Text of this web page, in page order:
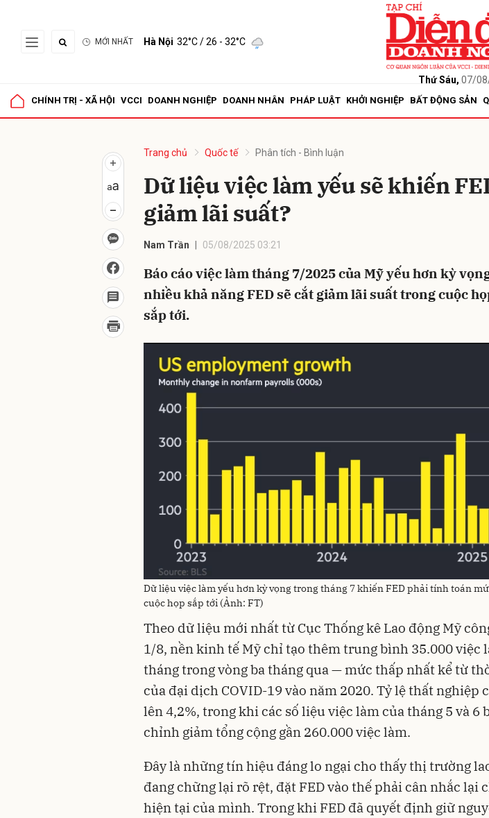
MỚI NHẤT Hà Nội 32°C/ 26 - 32°C
Thứ Sáu, 07/
CHÍNH TRỊ - XÃ HỘI VCCI DOANH NGHIỆP DOANH NHÂN PHÁP LUẬT KHỞI NGHIỆP BẤT ĐỘNG SẢN
Trang chủ Quốc tế Phân tích - Bình luận
Dữ liệu việc làm yếu sẽ khiến
giảm lãi suất?
Nam Trần 05/08/2025 03:21
Báo cáo việc làm tháng 7/2025 của Mỹ yếu hơn kỳ
nhiều khả năng FED sẽ cắt giảm lãi suất trong cuộc
sắp tới.
Dữ liệu việc làm yếu hơn kỳ vọng trong tháng 7 khiến FED phải tính toán
cuộc họp sắp tới (Ảnh: FT)
Theo dữ liệu mới nhất từ Cục Thống kê Lao động Mỹ
1/8, nền kinh tế Mỹ chỉ tạo thêm trung bình 35.000 việc
tháng trong vòng ba tháng qua — mức thấp nhất kể từ
của đại dịch COVID-19 vào năm 2020. Tỷ lệ thất nghiệp
lên 4,2%, trong khi các số liệu việc làm của tháng 5 và 6
chỉnh giảm tổng cộng gần 260.000 việc làm.
Đây là những tín hiệu đáng lo ngại cho thấy thị trường
đang chững lại rõ rệt, đặt FED vào thế phải cân nhắc lại
hiện tại của mình. Trong khi FED đã quyết định giữ